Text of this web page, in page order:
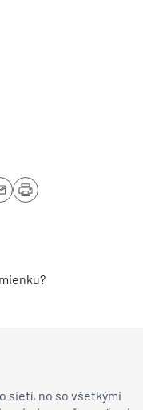
sietí, no so všetkými